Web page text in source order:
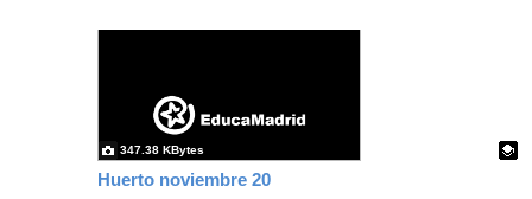
Huerto noviembre 20
347.38 KBytes